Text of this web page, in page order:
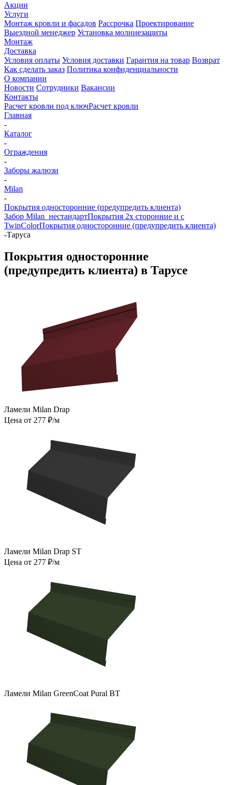
Акции
Услуги
Монтаж кровли и фасадов Рассрочка Проектирование
Выездной менеджер Установка молниезащиты
Монтаж
Доставка
Условия оплаты Условия доставки Гарантия на товар Возврат
Как сделать заказ Политика конфиденциальности
О компании
Новости Сотрудники Вакансии
Контакты
Расчет кровли под ключРасчет кровли
Главная
-
Каталог
-
Ограждения
-
Заборы жалюзи
-
Milan
-
Покрытия односторонние (предупредить клиента)
Забор Milan_нестандартПокрытия 2х сторонние и с
TwinColorПокрытия односторонние (предупредить клиента)
-Таруса
Покрытия односторонние
(предупредить клиента) в Тарусе
Ламели Milan Drap
Цена от 277 ₽/м
Ламели Milan Drap ST
Цена от 277 ₽/м
Ламели Milan GreenCoat Pural BT